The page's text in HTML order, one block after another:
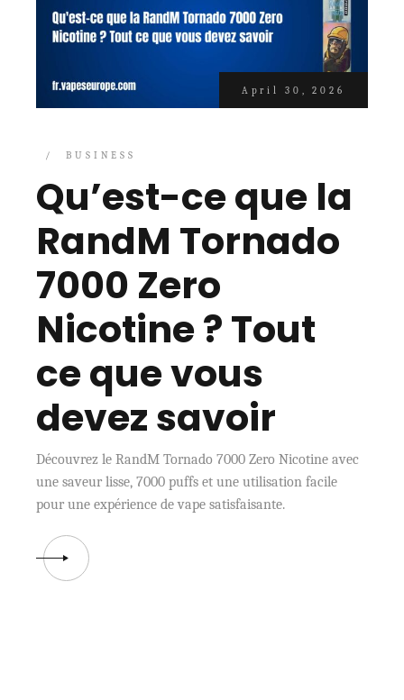
April 30, 2026
BUSINESS
Qu’est-ce que la
RandM Tornado
7000 Zero
Nicotine ? Tout
ce que vous
devez savoir
Découvrez le RandM Tornado 7000 Zero Nicotine avec
une saveur lisse, 7000 puffs et une utilisation facile
pour une expérience de vape satisfaisante.